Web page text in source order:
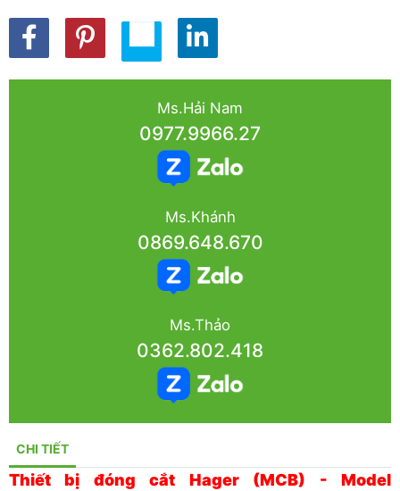
Ms.Hải Nam
0977.9966.27
Ms.Khánh
0869.648.670
Ms.Thảo
0362.802.418
CHI TIẾT
Thiết bị đóng cắt Hager (MCB) - Model